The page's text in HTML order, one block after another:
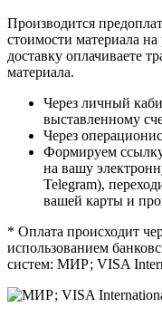
Производится
стоимости материала
доставку оплачиваете
материала.
Через личный
выставленному
Через
Формируем
на вашу
Telegram),
вашей карты и
* Оплата происходит
использованием
систем: МИР; VISA